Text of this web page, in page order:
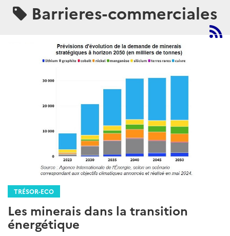
Barrieres-commerciales
TRÉSOR-ECO
Les minerais dans la transition
énergétique